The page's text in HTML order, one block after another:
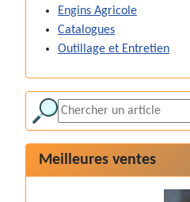
Engins Agricole
Catalogues
Outillage et Entretien
Meilleures ventes